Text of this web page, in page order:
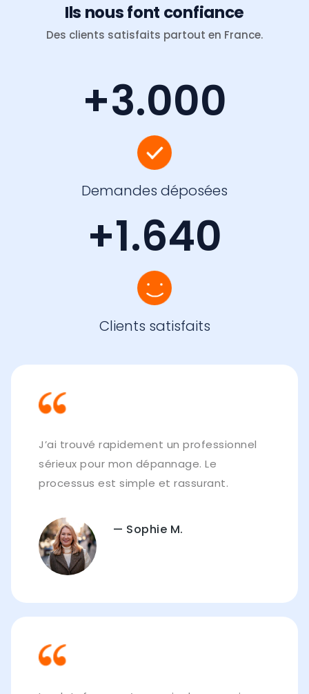
Ils nous font confiance
Des clients satisfaits partout en France.
+3.000
Demandes déposées
+1.640
Clients satisfaits
J’ai trouvé rapidement un professionnel
sérieux pour mon dépannage. Le
processus est simple et rassurant.
— Sophie M.